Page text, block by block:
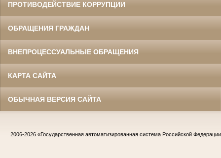
ПРОТИВОДЕЙСТВИЕ КОРРУПЦИИ
ОБРАЩЕНИЯ ГРАЖДАН
ВНЕПРОЦЕССУАЛЬНЫЕ ОБРАЩЕНИЯ
КАРТА САЙТА
ОБЫЧНАЯ ВЕРСИЯ САЙТА
2006-2026 «Государственная автоматизированная система Российской